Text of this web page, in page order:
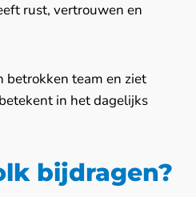
rust, vertrouwen en
betrokken team en ziet
in het dagelijks
bijdragen?